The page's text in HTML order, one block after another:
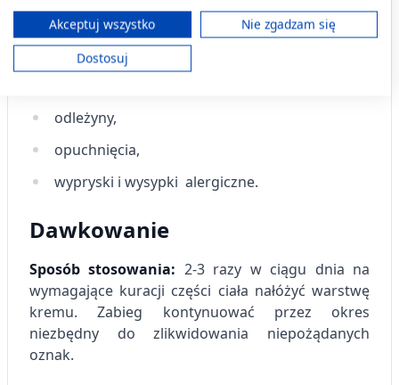
pryszcze,
kurzajki,
odleżyny,
opuchnięcia,
wypryski i wysypki alergiczne.
Dawkowanie
Sposób stosowania: 2-3 razy w ciągu dnia na
wymagające kuracji części ciała nałóżyć warstwę
kremu. Zabieg kontynuować przez okres
niezbędny do zlikwidowania niepożądanych
oznak.
ograniczonych danych do wyboru treści.
Dane mogą być udostępniane poza Unię Europejską i wysyłane do USA.
Twoja zgoda i polityka cookie dotyczą wyłącznie tej witryny/aplikacji.
Wyświetl listę partnerów (11 dostawców IAB)
Cele przetwarzania IAB:
lub dostęp do nich
Wykorzystywanie ograniczonych danych do
Tworzenie profili w celu
Wykorzystanie profili do wyboru
spersonalizowanych reklam
Tworzenie profili w celu personalizacji treści
Akceptuj wszystko
Nie zgadzam się
Dostosuj